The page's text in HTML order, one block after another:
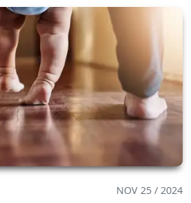
NOV 25 / 2024